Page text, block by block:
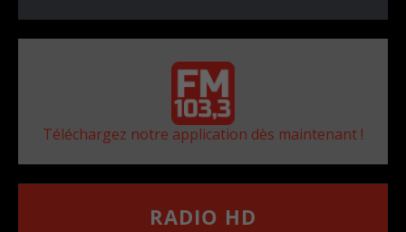
Téléchargez notre application dès maintenant !
RADIO HD